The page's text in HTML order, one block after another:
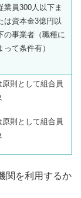
業員300人以下ま
は資本金3億円以
の事業者（職種に
って条件有）
原則として組合員
原則として組合員
関を利用するか